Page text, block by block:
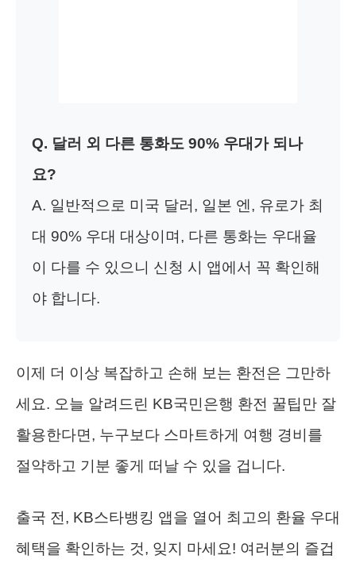
Q. 달러 외 다른 통화도 90% 우대가 되나
요?
A. 일반적으로 미국 달러, 일본 엔, 유로가 최
대 90% 우대 대상이며, 다른 통화는 우대율
이 다를 수 있으니 신청 시 앱에서 꼭 확인해
야 합니다.
이제 더 이상 복잡하고 손해 보는 환전은 그만하
세요. 오늘 알려드린 KB국민은행 환전 꿀팁만 잘
활용한다면, 누구보다 스마트하게 여행 경비를
절약하고 기분 좋게 떠날 수 있을 겁니다.
출국 전, KB스타뱅킹 앱을 열어 최고의 환율 우대
혜택을 확인하는 것, 잊지 마세요! 여러분의 즐겁